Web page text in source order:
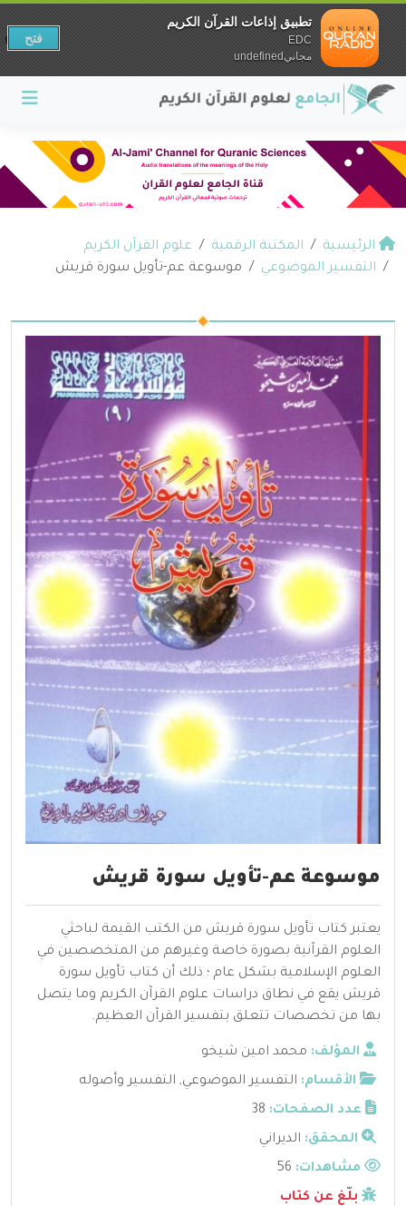
الرئيسية المكتبة الرقمية
علوم القرآن الكريم
التفسير الموضوعي
موسوعة عم-تأويل سورة قريش
موسوعة عم-تأويل سورة قريش
يعتبر كتاب تأويل سورة قريش من الكتب القيمة لباحثي
العلوم القرآنية بصورة خاصة وغيرهم من المتخصصين في
العلوم الإسلامية بشكل عام ؛ ذلك أن كتاب تأويل سورة
قريش يقع في نطاق دراسات علوم القرآن الكريم وما يتصل
بها من تخصصات تتعلق بتفسير القرآن العظيم.
المؤلف: محمد امين شيخو
الأقسام: التفسير الموضوعي, التفسير وأصوله
عدد الصفحات: 38
المحقق: الديراني
مشاهدات:
بلّغ عن كتاب
تطبيق إذاعات القرآن الكريم
EDC
مجانيundefined
فتح